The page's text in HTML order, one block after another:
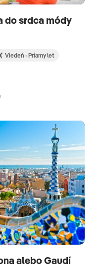
do srdca módy
Viedeň - Priamy let
alebo Gaudí